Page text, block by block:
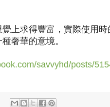
上求得豐富，實際使用
奢華的意境。
savvyhd/posts/